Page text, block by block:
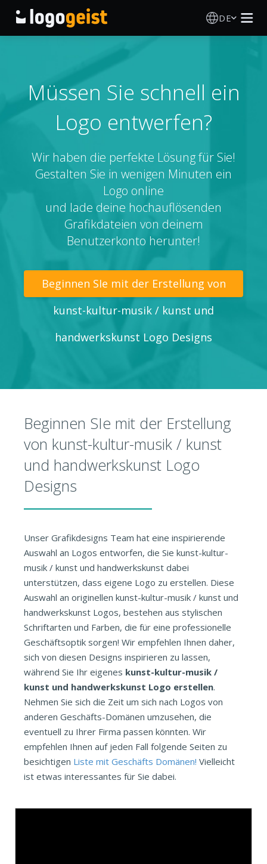
DE
KI Logo Generator
Logo Ideen
Druckprodukte
Über
Müssen Sie schnell ein
Logo entwerfen?
Wir haben die perfekte Lösung für Sie!
Gestalten Sie in wenigen Minuten ein
Logo online
und lade deine hochauflösenden
Grafikdateien von deinem
Benutzerkonto herunter!
Beginnen SIe mit der Erstellung von
kunst-kultur-musik / kunst und
handwerkskunst Logo Designs
Beginnen SIe mit der Erstellung
von kunst-kultur-musik / kunst
und handwerkskunst Logo
Designs
Unser Grafikdesigns Team hat eine inspirierende
Auswahl an Logos entworfen, die Sie kunst-kultur-
musik / kunst und handwerkskunst dabei
unterstützen, dass eigene Logo zu erstellen. Diese
Auswahl an originellen kunst-kultur-musik / kunst und
handwerkskunst Logos, bestehen aus stylischen
Schriftarten und Farben, die für eine professionelle
Geschäftsoptik sorgen! Wir empfehlen Ihnen daher,
sich von diesen Designs inspirieren zu lassen,
während Sie Ihr eigenes kunst-kultur-musik /
kunst und handwerkskunst Logo erstellen.
Nehmen Sie sich die Zeit um sich nach Logos von
anderen Geschäfts-Domänen umzusehen, die
eventuell zu Ihrer Firma passen könnten. Wir
empfehlen Ihnen auf jeden Fall folgende Seiten zu
besichtigen Liste mit Geschäfts Domänen! Vielleicht
ist etwas interessantes für Sie dabei.